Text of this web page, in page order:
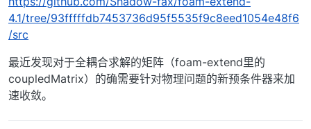
4.1/tree/93fffffdb7453736d95f5535f9c8eed1054e48f6
/src
最近发现对于全耦合求解的矩阵（foam-extend里的
coupledMatrix）的确需要针对物理问题的新预条件器来加
速收敛。